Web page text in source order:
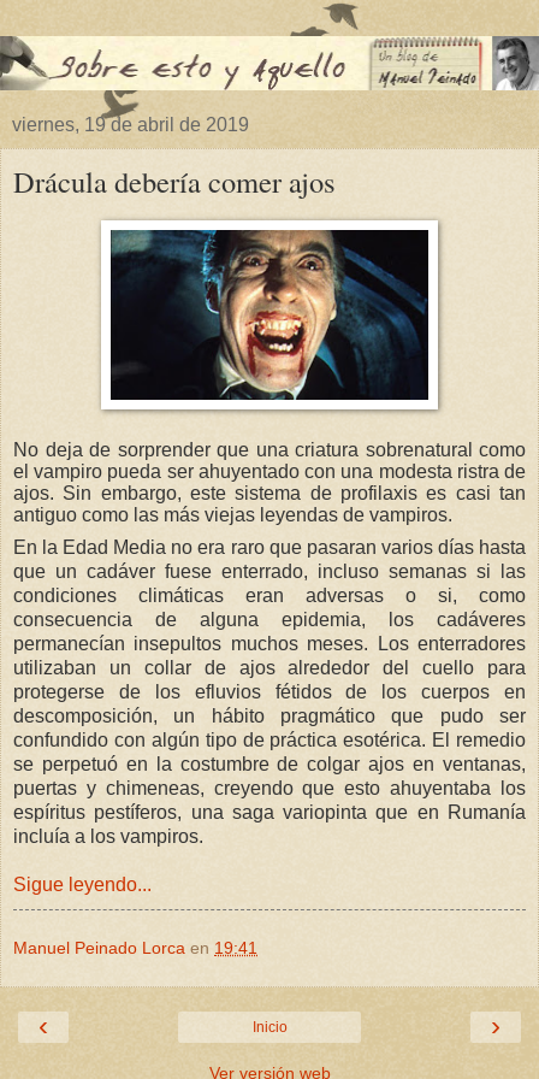
viernes, 19 de abril de 2019
Drácula debería comer ajos
No deja de sorprender que una criatura sobrenatural como
el vampiro pueda ser ahuyentado con una modesta ristra de
ajos. Sin embargo, este sistema de profilaxis es casi tan
antiguo como las más viejas leyendas de vampiros.
En la Edad Media no era raro que pasaran varios días hasta
que un cadáver fuese enterrado, incluso semanas si las
condiciones climáticas eran adversas o si, como
consecuencia de alguna epidemia, los cadáveres
permanecían insepultos muchos meses. Los enterradores
utilizaban un collar de ajos alrededor del cuello para
protegerse de los efluvios fétidos de los cuerpos en
descomposición, un hábito pragmático que pudo ser
confundido con algún tipo de práctica esotérica. El remedio
se perpetuó en la costumbre de colgar ajos en ventanas,
puertas y chimeneas, creyendo que esto ahuyentaba los
espíritus pestíferos, una saga variopinta que en Rumanía
incluía a los vampiros.
Sigue leyendo...
Manuel Peinado Lorca en 19:41
‹ ›
Inicio
Ver versión web